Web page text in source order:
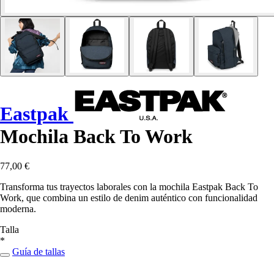
Eastpak
Mochila Back To Work
77,00 €
Transforma tus trayectos laborales con la mochila Eastpak Back To
Work, que combina un estilo de denim auténtico con funcionalidad
moderna.
Talla
*
Guía de tallas